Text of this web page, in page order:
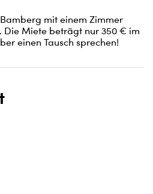
mit einem Zimmer
Die Miete beträgt nur 350 € im
einen Tausch sprechen!